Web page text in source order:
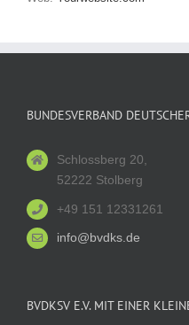
BUNDESVERBAND
Schlossberg 20,
52222 Stolberg
+49 151 12331261
info@bvdks.de
BVDKSV E.V. MIT EINER